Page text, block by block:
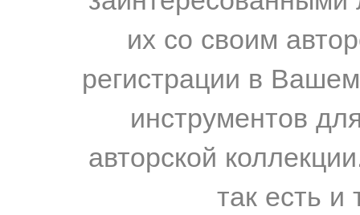
их со своим
регистрации в
инструментов
авторской
так есть и